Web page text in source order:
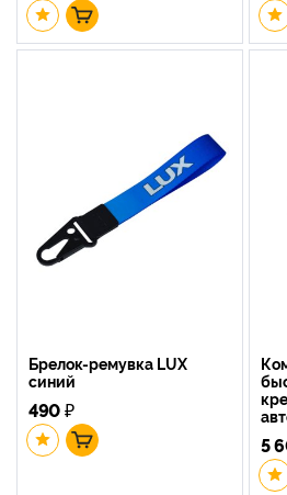
Брелок-ремувка LUX
синий
490₽
5